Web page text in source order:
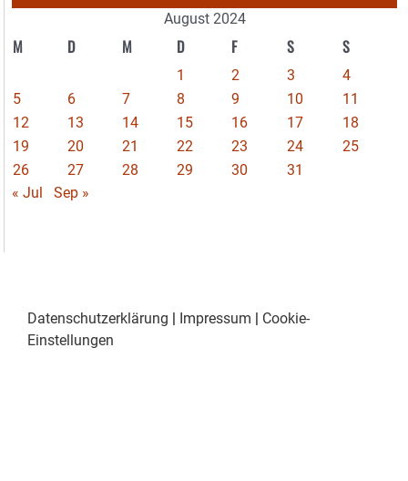
August 2024
M D M D F S S
1 2 3
4
5
6 7 8 9 10
11
12
13 14 15 16 17
18
19
20 21 22 23 24
25
26
27 28 29 30
31
« Jul
Sep »
Datenschutzerklärung Impressum
Cookie-
Einstellungen